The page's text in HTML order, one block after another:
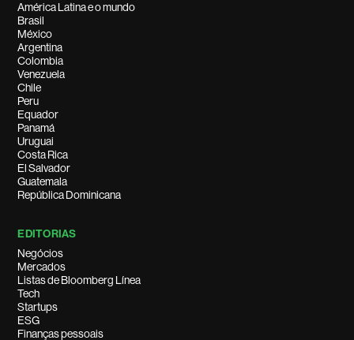
América Latina e o mundo
Brasil
México
Argentina
Colombia
Venezuela
Chile
Peru
Equador
Panamá
Uruguai
Costa Rica
El Salvador
Guatemala
República Dominicana
EDITORIAS
Negócios
Mercados
Listas de Bloomberg Línea
Tech
Startups
ESG
Finanças pessoais